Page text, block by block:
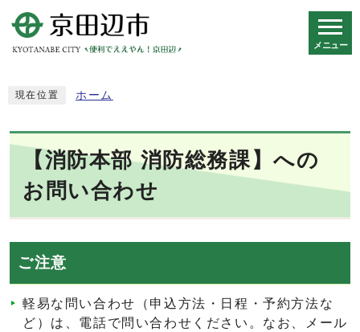
メニュー
現在位置 ホーム
【消防本部 消防総務課】への
お問い合わせ
ご注意
軽易な問い合わせ（申込方法・日程・予約方法な
ど）は、電話で問い合わせください。なお、メール